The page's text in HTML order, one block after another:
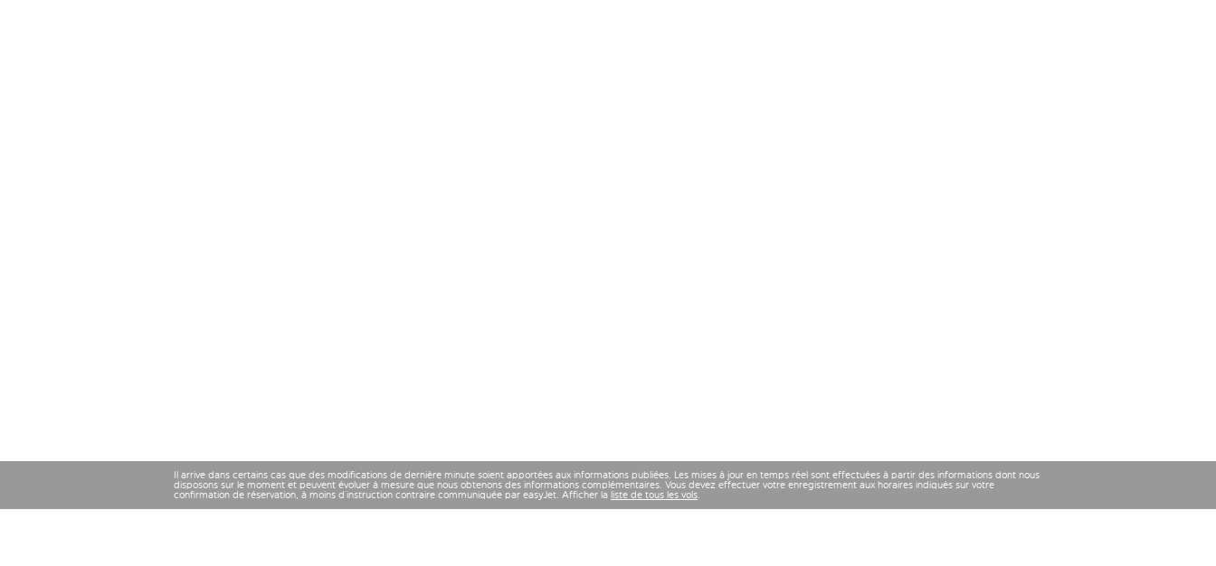
Il arrive dans certains cas que des modifications de dernière minute soient apportées aux informations publiées. Les mises à jour en temps réel sont effectuées à partir des informations dont nous
disposons sur le moment et peuvent évoluer à mesure que nous obtenons des informations complémentaires. Vous devez effectuer votre enregistrement aux horaires indiqués sur votre
confirmation de réservation, à moins d’instruction contraire communiquée par easyJet. Afficher la liste de tous les vols.